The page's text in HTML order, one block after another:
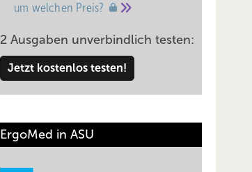
um welchen Preis?
2 Ausgaben unverbindlich testen:
Jetzt kostenlos testen!
ErgoMed in ASU